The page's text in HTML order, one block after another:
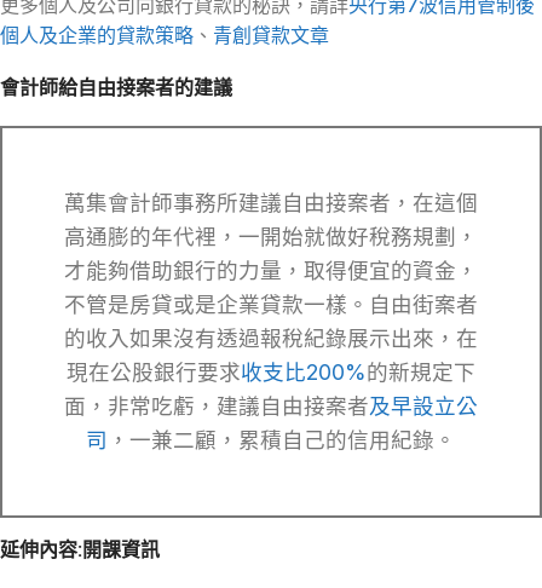
個人及企業的貸款策略 、 青創貸款文章
會計師給自由接案者的建議
萬集會計師事務所建議自由接案者，在這個
高通膨的年代裡，一開始就做好稅務規劃，
才能夠借助銀行的力量，取得便宜的資金，
不管是房貸或是企業貸款一樣。自由街案者
的收入如果沒有透過報稅紀錄展示出來，在
現在公股銀行要求收支比200%的新規定下
面，非常吃虧，建議自由接案者及早設立公
司 ，一兼二顧，累積自己的信用紀錄。
延伸內容:開課資訊